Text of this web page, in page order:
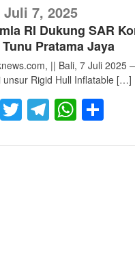
Juli 7, 2025
RI Dukung SAR
Tunu Pratama Jaya
|| Bali, 7 Juli 2025
unsur Rigid Hull Inflatable […]
Facebook
Twitter
Telegram